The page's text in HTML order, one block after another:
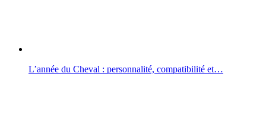
L’année du Cheval : personnalité, compatibilité et…